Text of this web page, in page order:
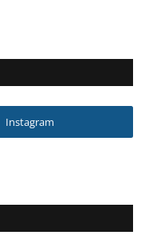
Instagram